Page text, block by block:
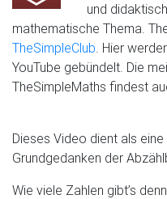
und
mathematische Thema.
TheSimpleClub. Hier
YouTube gebündelt. Die
TheSimpleMaths findest
Dieses Video dient als eine
Grundgedanken der
Wie viele Zahlen gibt’s